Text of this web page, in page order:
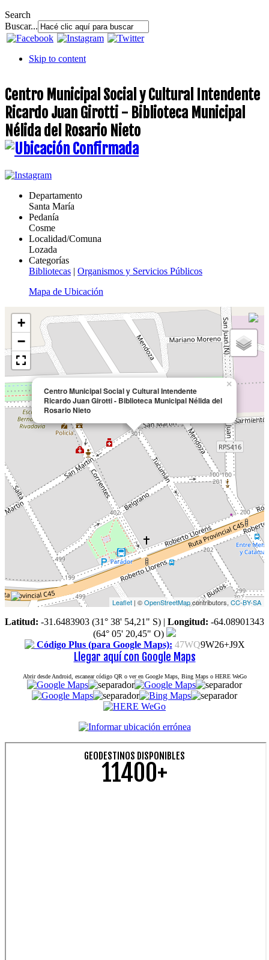
Search
Buscar...
Skip to content
Centro Municipal Social y Cultural Intendente
Ricardo Juan Girotti - Biblioteca Municipal
Nélida del Rosario Nieto
Departamento
Santa María
Pedanía
Cosme
Localidad/Comuna
Lozada
Categorías
Bibliotecas | Organismos y Servicios Públicos
Mapa de Ubicación
Centro Municipal Social y Cultural Intendente
Ricardo Juan Girotti - Biblioteca Municipal Nélida del
Rosario Nieto
×
+
−
Leaflet | ©OpenStreetMapcontributors, CC-BY-SA
Latitud: -31.6483903 (31° 38' 54,21" S) | Longitud: -64.08901343
(64° 05' 20,45" O)
Código Plus (para Google Maps): 47WQ9W26+J9X
Llegar aquí con Google Maps
Abrir desde Android, escanear código QR o ver en Google Maps, Bing Maps o HERE WeGo
GEODESTINOS DISPONIBLES
11400+